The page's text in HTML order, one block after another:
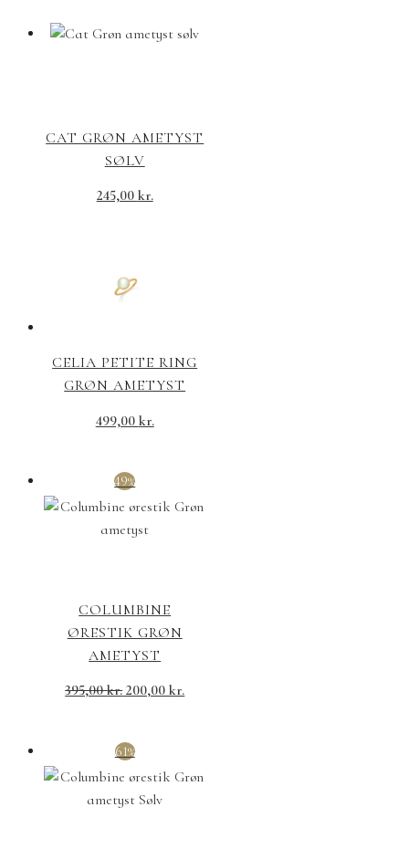
CAT GRØN AMETYST
SØLV
245,00 kr.
CELIA PETITE RING
GRØN AMETYST
499,00 kr.
49%
COLUMBINE
ØRESTIK GRØN
AMETYST
395,00kr.Den
var:
395,00 kr..
200,00kr.Den
200,00 kr..
61%